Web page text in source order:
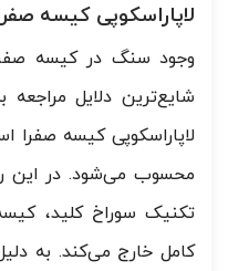
لاپاراسکوپی کیسه
وجود سنگ در کیسه
شایع‌ترین دلایل
لاپاراسکوپی کیسه صفرا
محسوب می‌شود. در این
تکنیک سوراخ کلید،
کامل خارج می‌کند. به